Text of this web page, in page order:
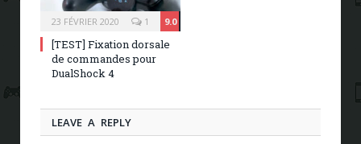
23 FÉVRIER 2020 9.0
1
[TEST] Fixation dorsale
de commandes pour
DualShock 4
LEAVE A REPLY